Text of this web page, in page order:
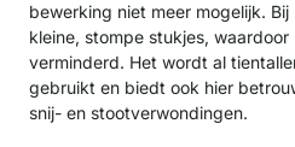
bewerking niet meer mogelijk.
kleine, stompe stukjes,
verminderd. Het wordt al
gebruikt en biedt ook hier
snij- en stootverwondingen.